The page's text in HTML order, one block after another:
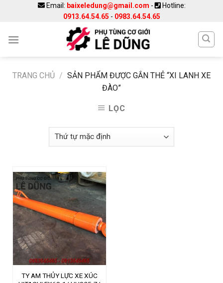
Email: baixeledung@gmail.com -
Hotline:
0913.64.54.65 - 0983.64.54.65
TRANG CHỦ / SẢN PHẨM ĐƯỢC GẮN THẺ “XI LANH XE
ĐÀO”
LỌC
TY AM THỦY LỰC XE XÚC